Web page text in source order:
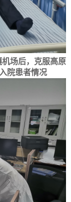
场后，克服高原
院患者情况